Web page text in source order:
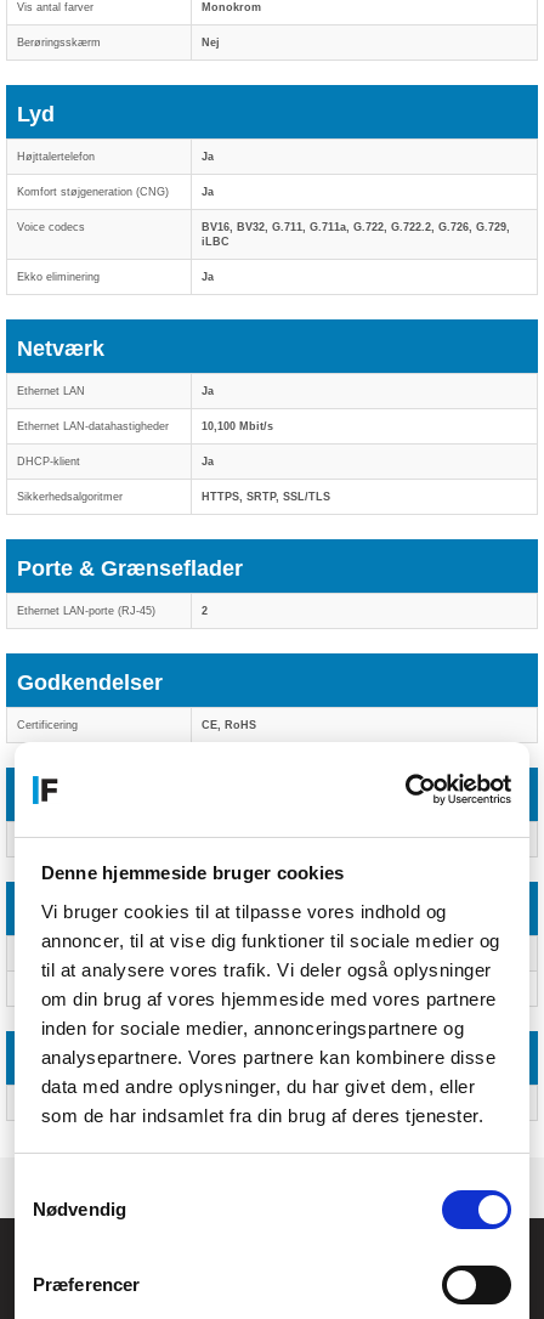
Denne hjemmeside bruger cookies
Vi bruger cookies til at tilpasse vores indhold og
annoncer, til at vise dig funktioner til sociale medier og
til at analysere vores trafik. Vi deler også oplysninger
om din brug af vores hjemmeside med vores partnere
inden for sociale medier, annonceringspartnere og
analysepartnere. Vores partnere kan kombinere disse
data med andre oplysninger, du har givet dem, eller
som de har indsamlet fra din brug af deres tjenester.
Nødvendig
Præferencer
Vis antal farver Monokrom
Berøringsskærm Nej
Lyd
Højttalertelefon Ja
Komfort støjgeneration (CNG) Ja
Voice codecs
BV16, BV32, G.711, G.711a, G.722, G.722.2, G.726, G.729,
iLBC
Ekko eliminering Ja
Netværk
Ethernet LAN Ja
Ethernet LAN-datahastigheder 10,100 Mbit/s
DHCP-klient Ja
Sikkerhedsalgoritmer HTTPS, SRTP, SSL/TLS
Porte & Grænseflader
Ethernet LAN-porte (RJ-45) 2
Godkendelser
Certificering CE, RoHS
Strømstyring
Strøm over Ethernet (PoE) Ja
Emballage indhold
Antal medfølgende håndtag
Logistik data
CVR.: 26208637